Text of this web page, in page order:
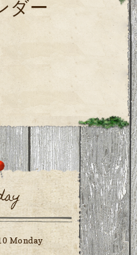
ダー
Monday